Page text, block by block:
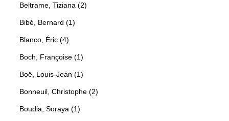
Beltrame, Tiziana (2)
Bibé, Bernard (1)
Blanco, Éric (4)
Boch, Françoise (1)
Boë, Louis-Jean (1)
Bonneuil, Christophe (2)
Boudia, Soraya (1)